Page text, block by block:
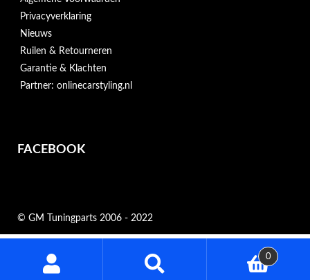
Privacyverklaring
Nieuws
Ruilen & Retourneren
Garantie & Klachten
Partner: onlinecarstyling.nl
FACEBOOK
© GM Tuningparts 2006 - 2022
0